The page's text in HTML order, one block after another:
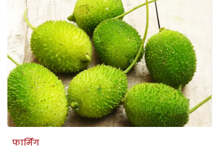
फार्मिंग